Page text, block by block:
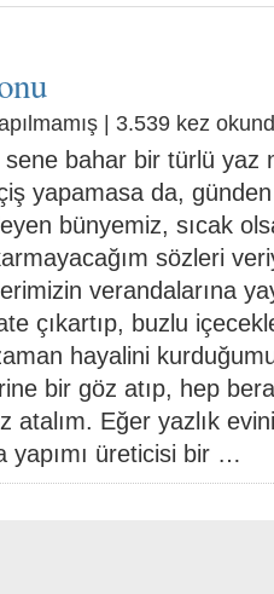
| 3.539 kez
sene bahar bir türlü yaz
yapamasa da,
bünyemiz, sıcak
sözleri
verandalarına
çıkartıp, buzlu
hayalini
bir göz atıp, hep
atalım. Eğer yazlık
yapımı üreticisi bir …